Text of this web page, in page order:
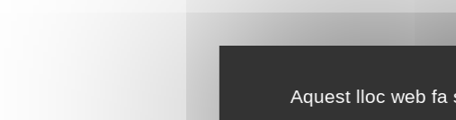
Aquest lloc web fa